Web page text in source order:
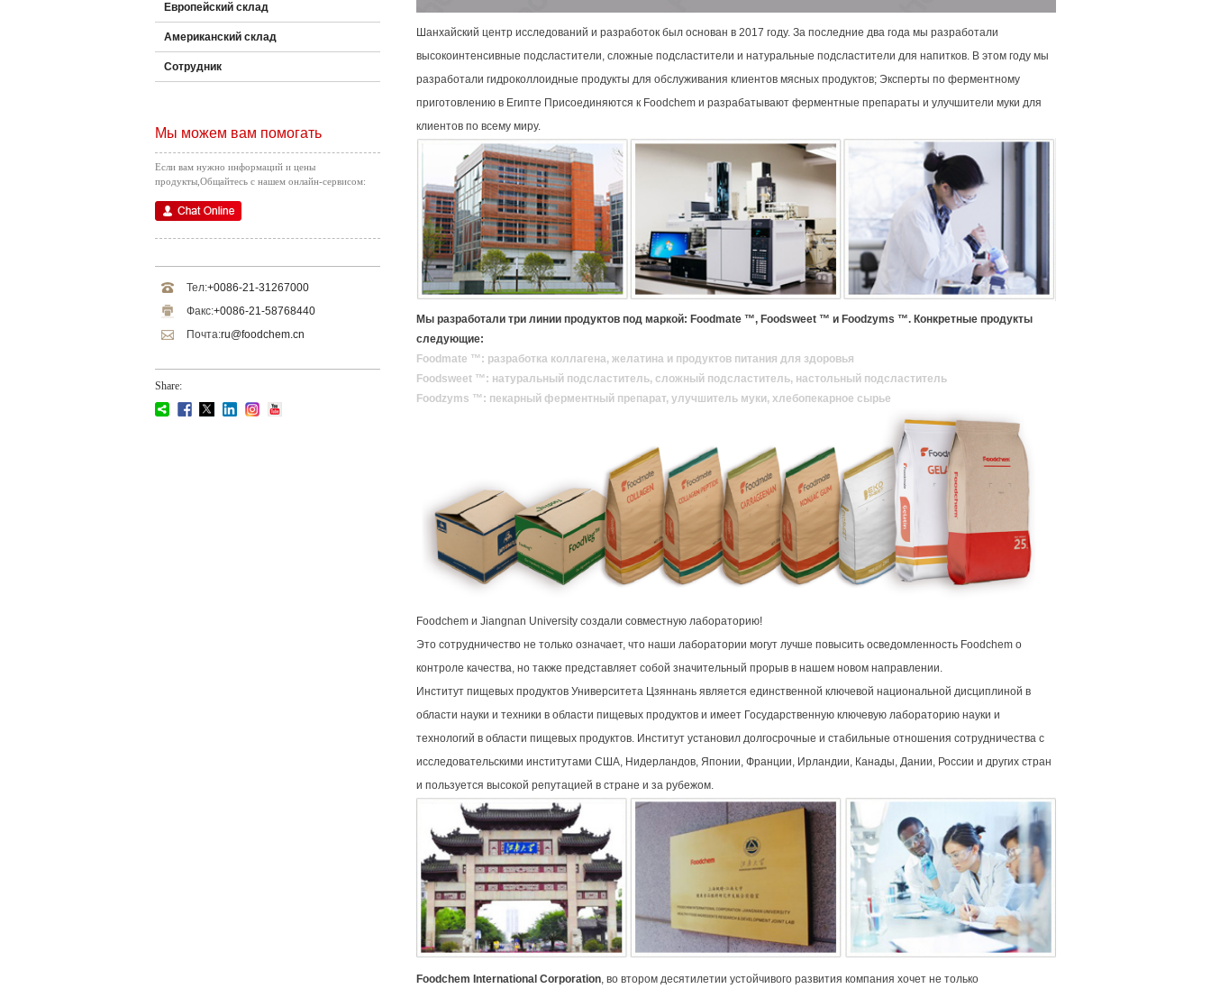
Европейский склад
Американский склад
Сотрудник
Мы можем вам помогать
Если вам нужно информаций и цены
продукты,Общайтесь с нашем онлайн-сервисом:
Тел:+0086-21-31267000
Факс:+0086-21-58768440
Почта:ru@foodchem.cn
Share:
Шанхайский центр исследований и разработок был основан в 2017 году. За последние два года мы разработали
высокоинтенсивные подсластители, сложные подсластители и натуральные подсластители для напитков. В этом году мы
разработали гидроколлоидные продукты для обслуживания клиентов мясных продуктов; Эксперты по ферментному
приготовлению в Египте Присоединяются к Foodchem и разрабатывают ферментные препараты и улучшители муки для
клиентов по всему миру.
Мы разработали три линии продуктов под маркой: Foodmate ™, Foodsweet ™ и Foodzyms ™. Конкретные продукты
следующие:
Foodmate ™: разработка коллагена, желатина и продуктов питания для здоровья
Foodsweet ™: натуральный подсластитель, сложный подсластитель, настольный подсластитель
Foodzyms ™: пекарный ферментный препарат, улучшитель муки, хлебопекарное сырье
Foodchem и Jiangnan University создали совместную лабораторию!
Это сотрудничество не только означает, что наши лаборатории могут лучше повысить осведомленность Foodchem о
контроле качества, но также представляет собой значительный прорыв в нашем новом направлении.
Институт пищевых продуктов Университета Цзяннань является единственной ключевой национальной дисциплиной в
области науки и техники в области пищевых продуктов и имеет Государственную ключевую лабораторию науки и
технологий в области пищевых продуктов. Институт установил долгосрочные и стабильные отношения сотрудничества с
исследовательскими институтами США, Нидерландов, Японии, Франции, Ирландии, Канады, Дании, России и других стран
и пользуется высокой репутацией в стране и за рубежом.
Foodchem International Corporation, во втором десятилетии устойчивого развития компания хочет не только